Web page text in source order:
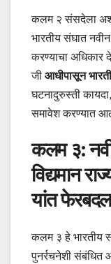
कलम २ संसदेला अशा
भारतीय संघात
करण्याचा अधिकार
जी आधीपासून
घटनादुरुस्ती
समावेश करण्यात
कलम ३:
विद्यमान
यांत
कलम ३ हे भारतीय
पुनर्रचनेशी